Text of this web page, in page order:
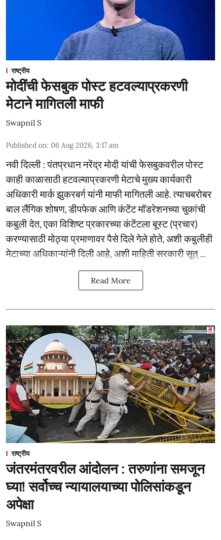
राष्ट्रीय
मोदींची फेसबुक पोस्ट हटवल्याप्रकरणी
मेटाने मागितली माफी
Swapnil S
Published on: 06 Aug 2026, 3:17 am
नवी दिल्ली : पंतप्रधान नरेंद्र मोदी यांची फेसबुकवरील पोस्ट
काही काळासाठी हटवल्याप्रकरणी मेटाचे मुख्य कार्यकारी
अधिकारी मार्क झुकरबर्ग यांनी माफी मागितली आहे. त्याचबरोबर
बाल लैंगिक शोषण, डीपफेक आणि कंटेंट मॉडरेशनच्या चुकांची
कबुली देत, एका विशिष्ट प्रकारच्या कंटेंटला बूस्ट (प्रचार)
करण्यासाठी मोठ्या प्रमाणावर पैसे दिले गेले होते, अशी कबुलीही
मेटाच्या अधिकाऱ्यांनी दिली आहे, अशी माहिती सरकारी सूत् ...
Read More
राष्ट्रीय
जंतरमंतरवरील आंदोलन : तरुणांना समजून
घ्या! सर्वोच्च न्यायालयाच्या पोलिसांकडून
अपेक्षा
Swapnil S